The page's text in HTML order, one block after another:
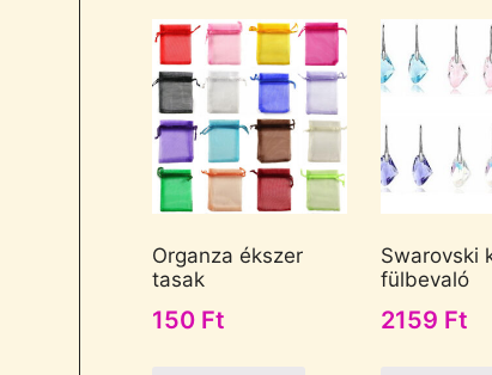
Organza ékszer
tasak
150 Ft
Swarovski
fülbevaló
2159 Ft